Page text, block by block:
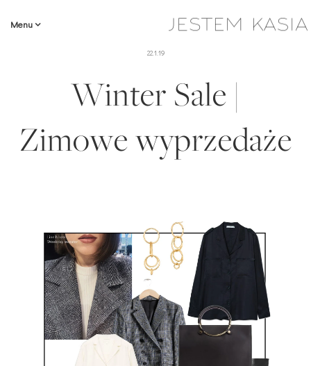
Menu
22.1.19
Winter Sale |
Zimowe wyprzedaże